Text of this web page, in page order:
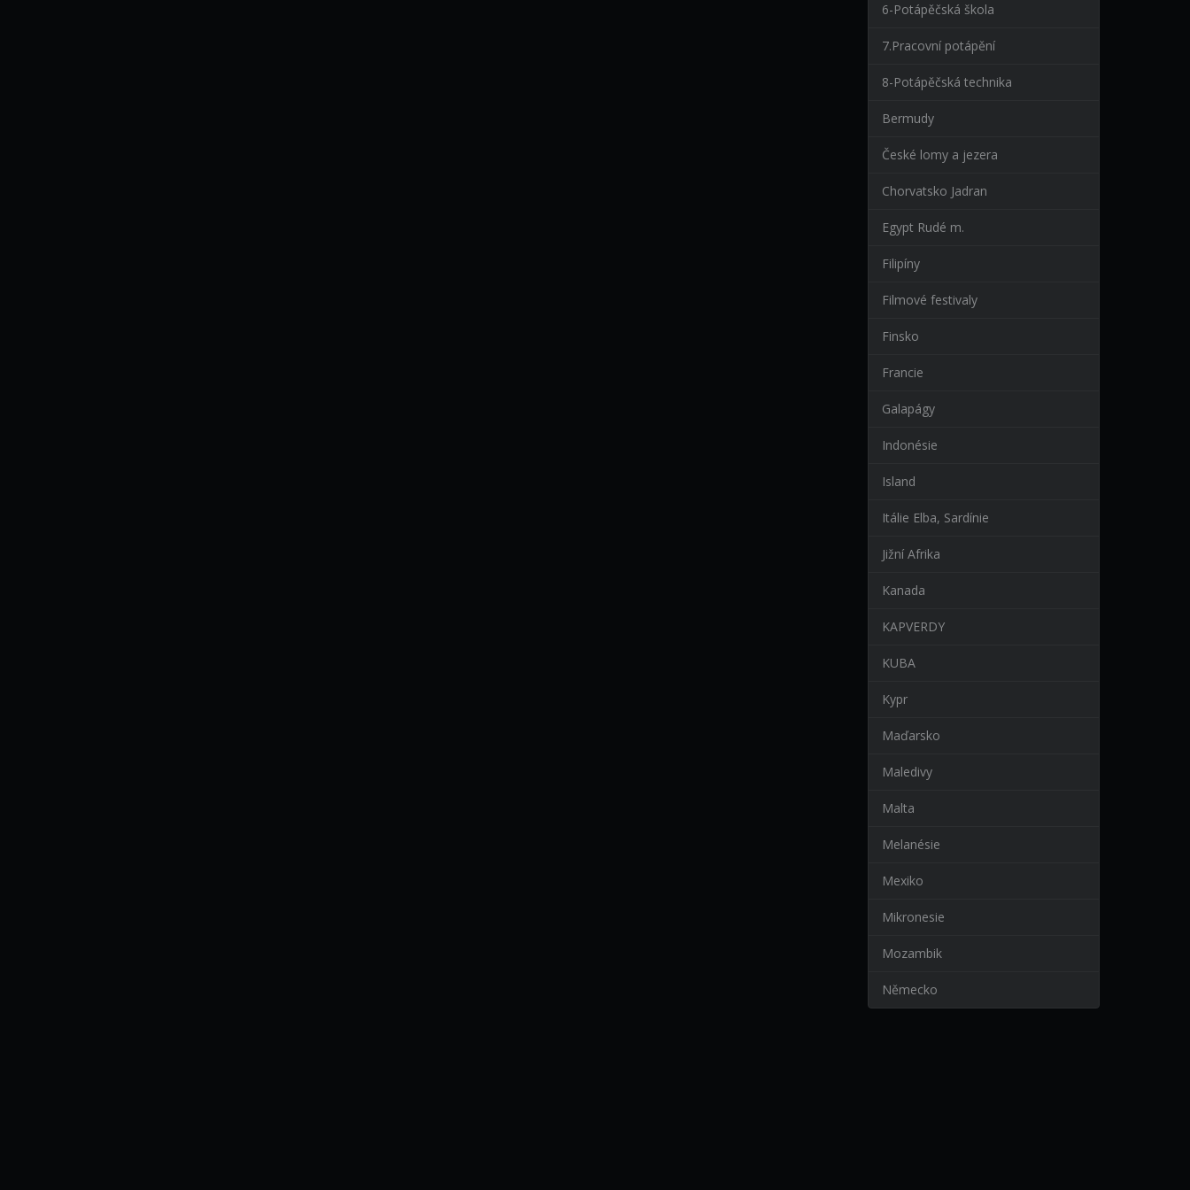
6-Potápěčská škola
7.Pracovní potápění
8-Potápěčská technika
Bermudy
České lomy a jezera
Chorvatsko Jadran
Egypt Rudé m.
Filipíny
Filmové festivaly
Finsko
Francie
Galapágy
Indonésie
Island
Itálie Elba, Sardínie
Jižní Afrika
Kanada
KAPVERDY
KUBA
Kypr
Maďarsko
Maledivy
Malta
Melanésie
Mexiko
Mikronesie
Mozambik
Německo